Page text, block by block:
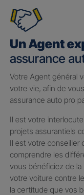
Un Agent
assurance
Votre Agent général
votre vie, afin de
assurance auto pro
Il est votre
projets assurantiels
Il est votre conseiller
comprendre les
vous bénéficiez de
votre voiture contre
la certitude que vos